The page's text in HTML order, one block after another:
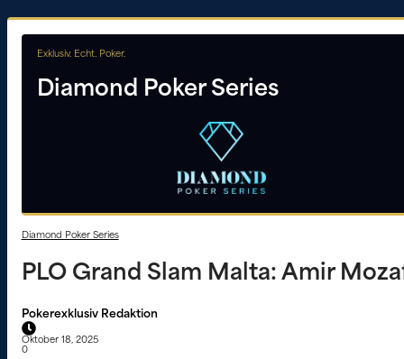
Exklusiv. Echt. Poker.
Diamond Poker Series
Diamond Poker Series
PLO Grand Slam Malta: Amir
Pokerexklusiv Redaktion
Oktober 18, 2025
0